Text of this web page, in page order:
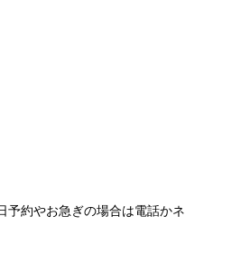
予約やお急ぎの場合は電話かネ